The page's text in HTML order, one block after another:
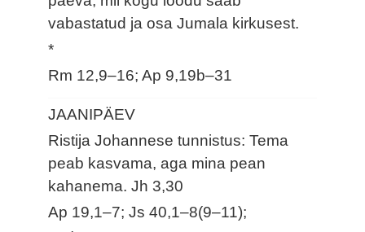
vabastatud ja osa Jumala kirkusest.
*
Rm 12,9–16; Ap 9,19b–31
JAANIPÄEV
Ristija Johannese tunnistus: Tema
peab kasvama, aga mina pean
kahanema.Jh 3,30
Ap 19,1–7; Js 40,1–8(9–11);